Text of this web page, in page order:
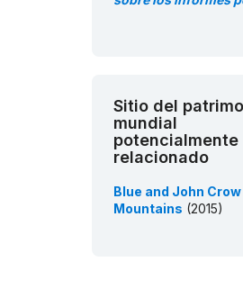
Sitio del
mundial
potencialmente
relacionado
Blue and John Crow
Mountains (2015)